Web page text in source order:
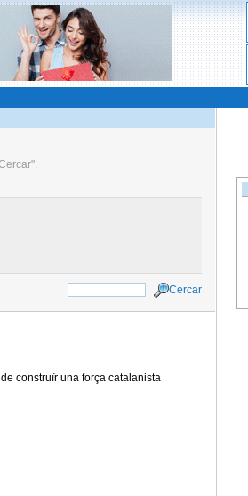
Cercar
construïr una força catalanista